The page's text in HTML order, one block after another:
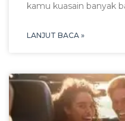
kamu kuasain banyak
LANJUT BACA »